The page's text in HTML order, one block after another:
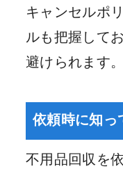
キャンセルポ
ルも把握して
避けられます。
依頼時に知っ
不用品回収を